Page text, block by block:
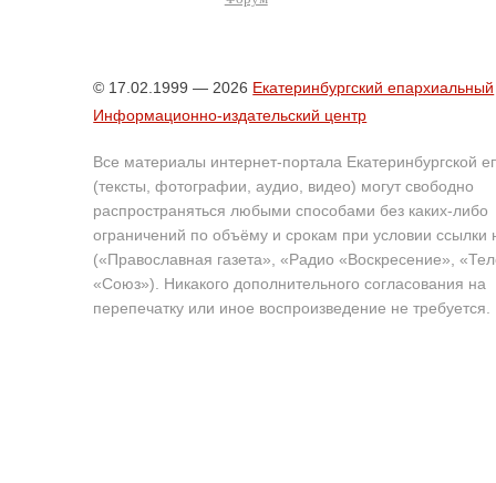
© 17.02.1999 — 2026 Екатеринбургский епархиальный
Информационно-издательский центр
Все материалы интернет-портала Екатеринбургской
(тексты, фотографии, аудио, видео) могут свободно
распространяться любыми способами без каких-либо
ограничений по объёму и срокам при условии ссылки
(«Православная газета», «Радио «Воскресение»,
«Союз»). Никакого дополнительного согласования на
перепечатку или иное воспроизведение не требуется.